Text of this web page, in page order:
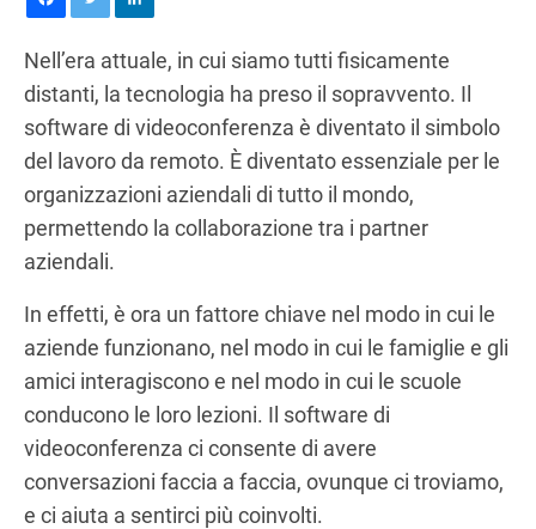
Nell’era attuale, in cui siamo tutti fisicamente
distanti, la tecnologia ha preso il sopravvento. Il
software di videoconferenza è diventato il simbolo
del lavoro da remoto. È diventato essenziale per le
organizzazioni aziendali di tutto il mondo,
permettendo la collaborazione tra i partner
aziendali.
In effetti, è ora un fattore chiave nel modo in cui le
aziende funzionano, nel modo in cui le famiglie e gli
amici interagiscono e nel modo in cui le scuole
conducono le loro lezioni. Il software di
videoconferenza ci consente di avere
conversazioni faccia a faccia, ovunque ci troviamo,
e ci aiuta a sentirci più coinvolti.